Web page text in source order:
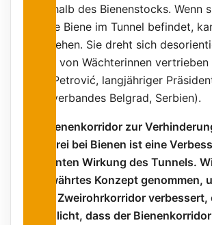
außerhalb des Bienenstocks. Wenn
fremde Biene im Tunnel befindet,
hochgehen. Sie dreht sich
bis sie von Wächterinnen
Boža Petrović, langjähriger
Imkerverbandes Belgrad, Serbien).
Der Bienenkorridor zur
Räuberei bei Bienen ist eine
bekannten Wirkung des Tunnels.
altbewährtes Konzept genommen,
einem Zweirohrkorridor verbessert,
ermöglicht, dass der